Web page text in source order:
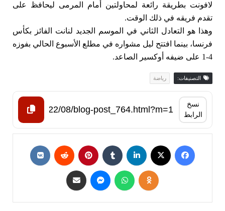
تقدم فريقه في ذلك الوقت.
4-1 على ضيفه أوكسير الصاعد.
التصنيفات: رياضة
نسخ
الرابط